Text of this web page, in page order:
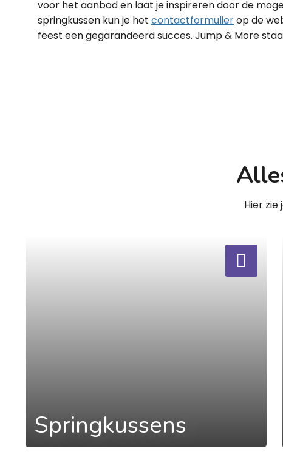
voor het aanbod en laat je inspireren door de
springkussen kun je het contactformulierop de
feest een gegarandeerd succes. Jump & More
Hier
Springkussens